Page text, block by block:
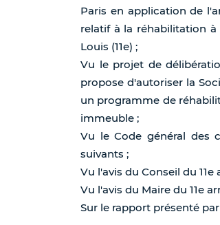
Paris en application de
relatif à la réhabilitation
Louis (11e) ;
Vu le projet de
propose d'autoriser la
un programme de
immeuble ;
Vu le Code général des
suivants ;
Vu l'avis du Conseil du
Vu l'avis du Maire du 11e
Sur le rapport présenté